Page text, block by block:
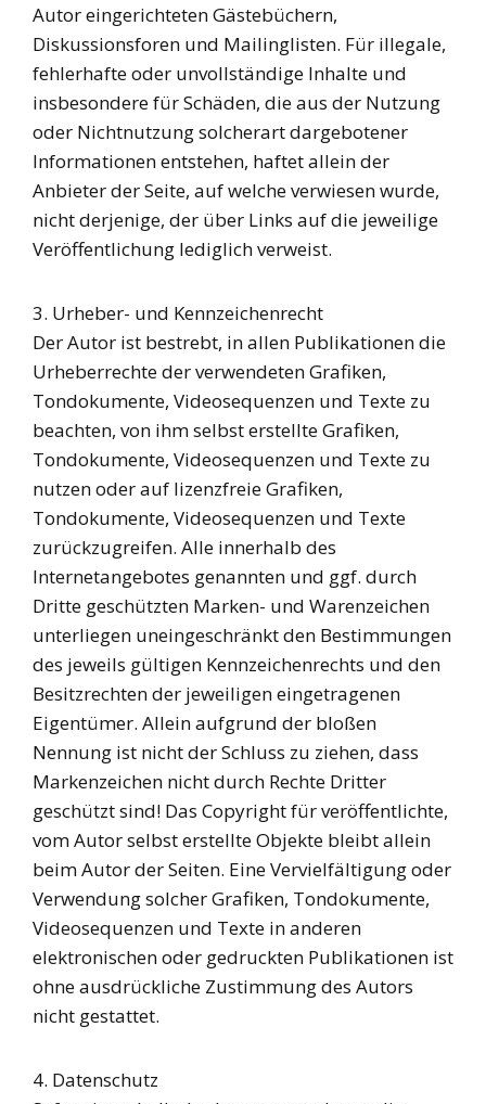
Autor eingerichteten Gästebüchern,
Diskussionsforen und Mailinglisten. Für illegale,
fehlerhafte oder unvollständige Inhalte und
insbesondere für Schäden, die aus der Nutzung
oder Nichtnutzung solcherart dargebotener
Informationen entstehen, haftet allein der
Anbieter der Seite, auf welche verwiesen wurde,
nicht derjenige, der über Links auf die jeweilige
Veröffentlichung lediglich verweist.
3. Urheber- und Kennzeichenrecht
Der Autor ist bestrebt, in allen Publikationen die
Urheberrechte der verwendeten Grafiken,
Tondokumente, Videosequenzen und Texte zu
beachten, von ihm selbst erstellte Grafiken,
Tondokumente, Videosequenzen und Texte zu
nutzen oder auf lizenzfreie Grafiken,
Tondokumente, Videosequenzen und Texte
zurückzugreifen. Alle innerhalb des
Internetangebotes genannten und ggf. durch
Dritte geschützten Marken- und Warenzeichen
unterliegen uneingeschränkt den Bestimmungen
des jeweils gültigen Kennzeichenrechts und den
Besitzrechten der jeweiligen eingetragenen
Eigentümer. Allein aufgrund der bloßen
Nennung ist nicht der Schluss zu ziehen, dass
Markenzeichen nicht durch Rechte Dritter
geschützt sind! Das Copyright für veröffentlichte,
vom Autor selbst erstellte Objekte bleibt allein
beim Autor der Seiten. Eine Vervielfältigung oder
Verwendung solcher Grafiken, Tondokumente,
Videosequenzen und Texte in anderen
elektronischen oder gedruckten Publikationen ist
ohne ausdrückliche Zustimmung des Autors
nicht gestattet.
4. Datenschutz